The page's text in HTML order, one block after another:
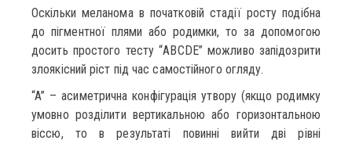
Оскільки меланома в початковій стадії росту подібна
до пігментної плями або родимки, то за допомогою
досить простого тесту “АBCDE” можливо запідозрити
злоякісний ріст під час самостійного огляду.
“A” – асиметрична конфігурація утвору (якщо родимку
умовно розділити вертикальною або горизонтальною
віссю, то в результаті повинні вийти дві рівні